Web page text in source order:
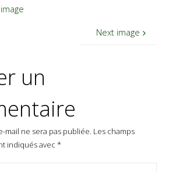
Next image
un
mail ne sera pas publiée. Les champs
indiqués avec *